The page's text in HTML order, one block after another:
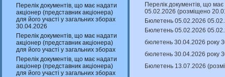
Перелік документів, що має надати
акціонер (представник акціонера)
для його участі у загальних зборах
30.04.2026
Перелік документів, що має надати
акціонер (представник акціонера)
для його участі у загальних зборах
Перелік документів, що має надати
акціонер (представник акціонера)
для його участі у загальних зборах
Перелік документів, що
05.02.2026 (розміщено
Бюлетень 05.02.2026
Бюлетень 05.02.2026
бюлетень 30.04.2026 року
бюлетень 30.04.2026 року
Бюлетень 13.07.2026